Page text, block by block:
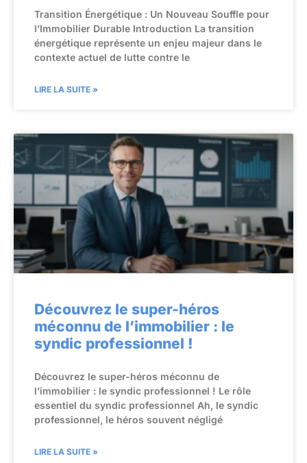
Transition Énergétique : Un Nouveau Souffle pour
l’Immobilier Durable Introduction La transition
énergétique représente un enjeu majeur dans le
contexte actuel de lutte contre le
LIRE LA SUITE »
Découvrez le super-héros
méconnu de l’immobilier : le
syndic professionnel !
Découvrez le super-héros méconnu de
l’immobilier : le syndic professionnel ! Le rôle
essentiel du syndic professionnel Ah, le syndic
professionnel, le héros souvent négligé
LIRE LA SUITE »